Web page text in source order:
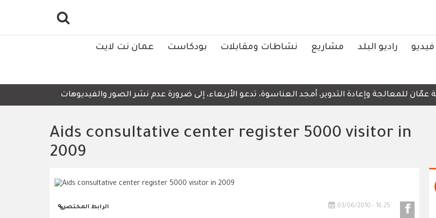
فيديو راديو البلد مشاريع نشاطات ومقابلات بودكاست عمان نت لايت
للمعالجة وإعادة التدوير، أمجد العناسوة، تدعو الأربعاء، إلى ضرورة عدم نشر الصور والفيديوهات التي لا تحتوي على
Aids consultative center register 5000 visitor in
2009
03/06/2010 - 16:25 الرابط المختصر